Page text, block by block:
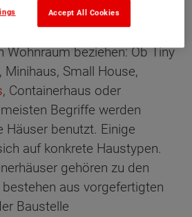
Begriffe fürHaustypen
Wohnraum beziehen: Ob Tiny
Minihaus, Small House,
, Containerhaus oder
Begriffe werden
Häuser benutzt. Einige
auf konkrete Haustypen.
gehören zu den
aus vorgefertigten
Baustelle
Accept All Cookies